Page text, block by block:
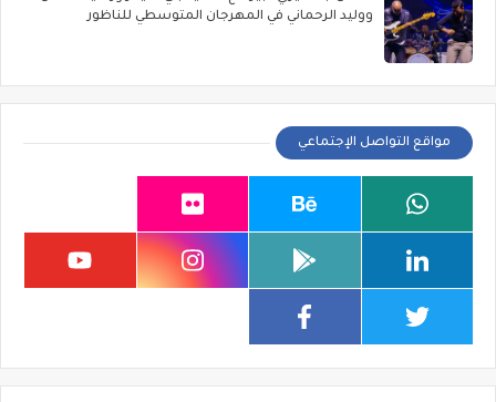
ووليد الرحماني في المهرجان المتوسطي للناظور
مواقع التواصل الإجتماعي